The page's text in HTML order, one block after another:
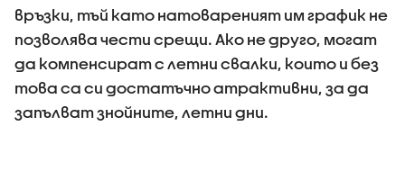
връзки, тъй като натовареният им график не
позволява чести срещи. Ако не друго, могат
да компенсират с летни свалки, които и без
това са си достатъчно атрактивни, за да
запълват знойните, летни дни.